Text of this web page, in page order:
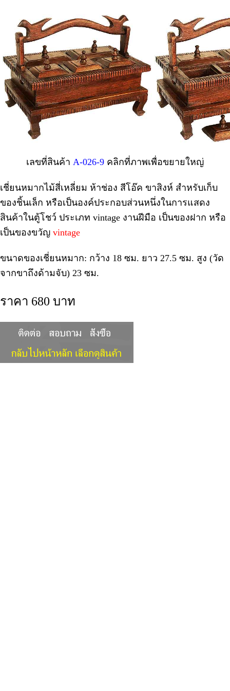
เลขที่สินค้า A-026-9 คลิกที่ภาพเพื่อขยายใหญ่
เชี่ยนหมากไม้สี่เหลี่ยม ห้าช่อง สีโอ๊ค ขาสิงห์ สำหรับเก็บ
ของชิ้นเล็ก หรือเป็นองค์ประกอบส่วนหนึ่งในการแสดง
สินค้าในตู้โชว์ ประเภท vintage งานฝีมือ เป็นของฝาก หรือ
เป็นของขวัญ vintage
ขนาดของเชี่ยนหมาก: กว้าง 18 ซม. ยาว 27.5 ซม. สูง (วัด
จากขาถึงด้ามจับ) 23 ซม.
ราคา 680 บาท